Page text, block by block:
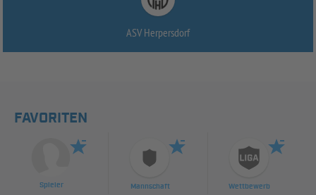
ASV Herpersdorf
FAVORITEN
Spieler Mannschaft Wettbewerb